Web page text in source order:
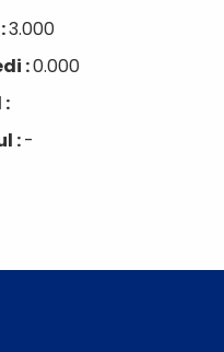
3.000
:0.000
:
:-